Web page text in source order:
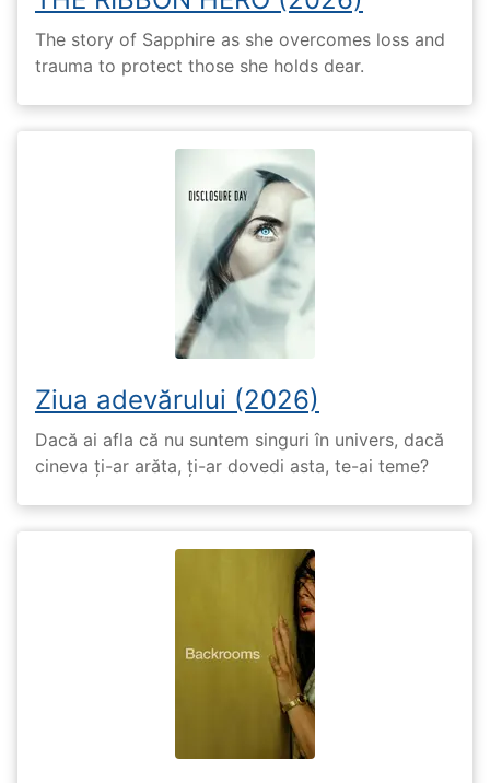
The story of Sapphire as she overcomes loss and
trauma to protect those she holds dear.
Ziua adevărului (2026)
Dacă ai afla că nu suntem singuri în univers, dacă
cineva ți-ar arăta, ți-ar dovedi asta, te-ai teme?